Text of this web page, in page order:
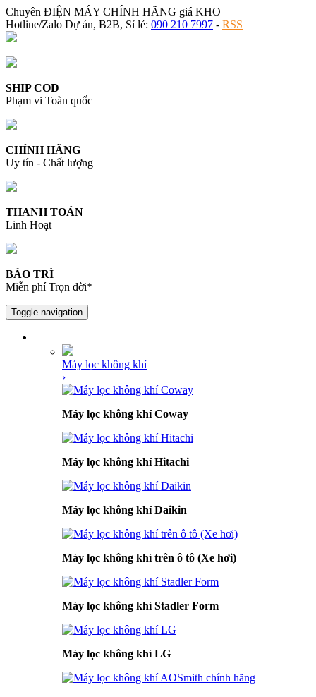
Chuyên ĐIỆN MÁY CHÍNH HÃNG giá KHO
Hotline/Zalo Dự án, B2B, Sỉ lẻ: 090 210 7997 - RSS
SHIP COD
Phạm vi Toàn quốc
CHÍNH HÃNG
Uy tín - Chất lượng
THANH TOÁN
Linh Hoạt
BẢO TRÌ
Miễn phí Trọn đời*
Toggle navigation
Máy lọc không khí
›
Máy lọc không khí Coway
Máy lọc không khí Hitachi
Máy lọc không khí Daikin
Máy lọc không khí trên ô tô (Xe hơi)
Máy lọc không khí Stadler Form
Máy lọc không khí LG